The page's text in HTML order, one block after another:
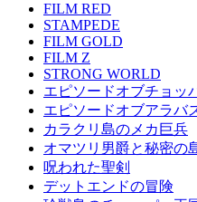
FILM RED
STAMPEDE
FILM GOLD
FILM Z
STRONG WORLD
エピソードオブチョッ
エピソードオブアラバ
カラクリ島のメカ巨兵
オマツリ男爵と秘密の
呪われた聖剣
デットエンドの冒険